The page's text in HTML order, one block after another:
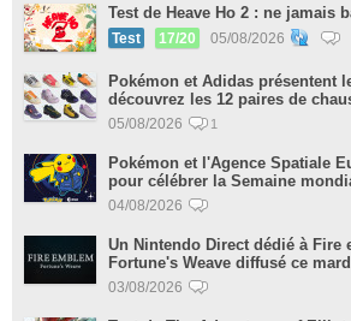
Test de Heave Ho 2 : ne jamais
Test 17/20 05/08/2026
Pokémon et Adidas présentent
découvrez les 12 paires de
05/08/2026 1
Pokémon et l'Agence Spatiale
pour célébrer la Semaine
04/08/2026
Un Nintendo Direct dédié à Fire
Fortune's Weave diffusé ce
03/08/2026